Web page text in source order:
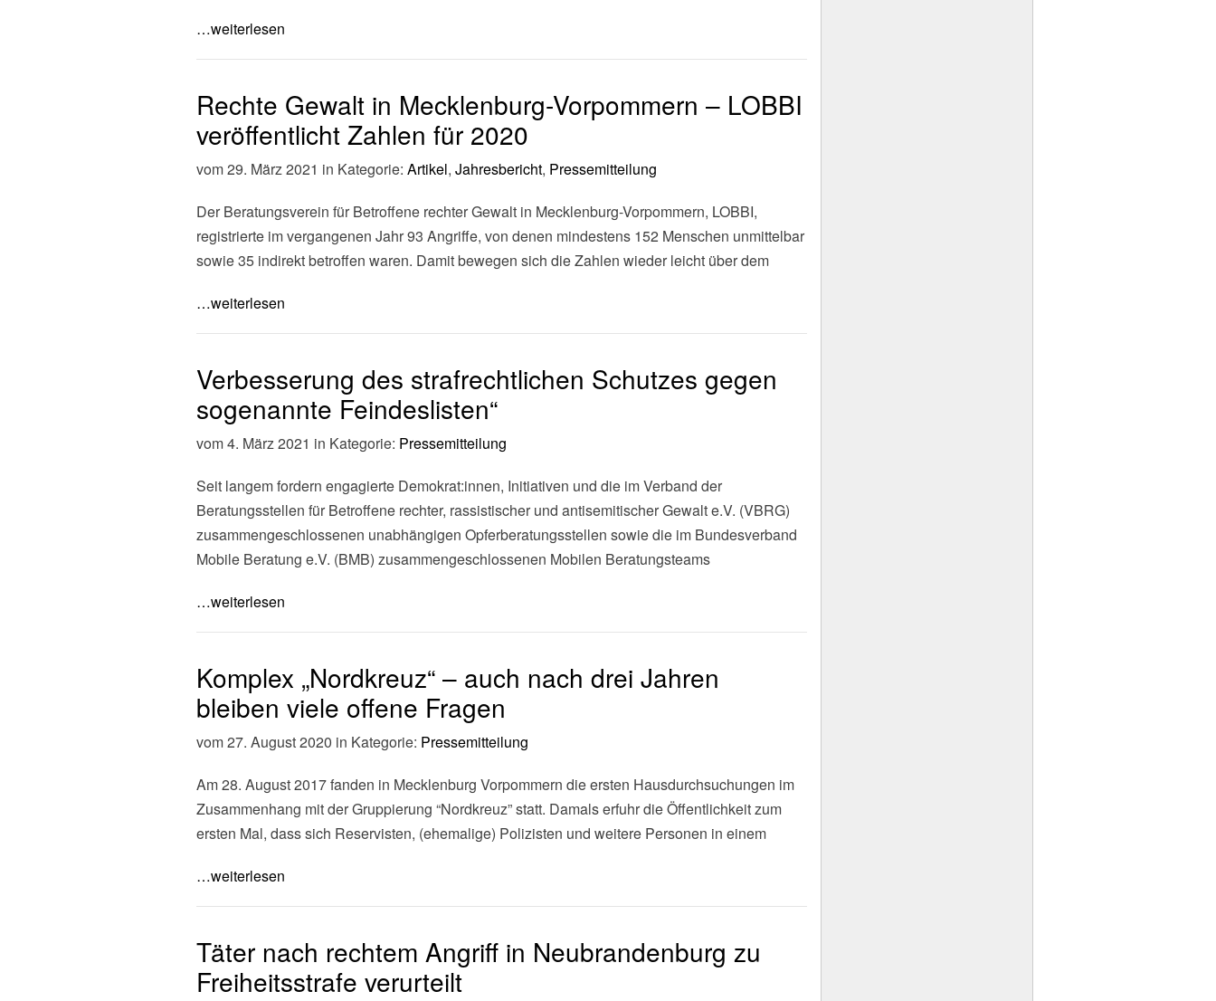
…weiterlesen
Rechte Gewalt in Mecklenburg-Vorpommern – LOBBI
veröffentlicht Zahlen für 2020
vom 29. März 2021 in Kategorie: Artikel, Jahresbericht, Pressemitteilung
Der Beratungsverein für Betroffene rechter Gewalt in Mecklenburg-Vorpommern, LOBBI,
registrierte im vergangenen Jahr 93 Angriffe, von denen mindestens 152 Menschen unmittelbar
sowie 35 indirekt betroffen waren. Damit bewegen sich die Zahlen wieder leicht über dem
…weiterlesen
Verbesserung des strafrechtlichen Schutzes gegen
sogenannte Feindeslisten“
vom 4. März 2021 in Kategorie: Pressemitteilung
Seit langem fordern engagierte Demokrat:innen, Initiativen und die im Verband der
Beratungsstellen für Betroffene rechter, rassistischer und antisemitischer Gewalt e.V. (VBRG)
zusammengeschlossenen unabhängigen Opferberatungsstellen sowie die im Bundesverband
Mobile Beratung e.V. (BMB) zusammengeschlossenen Mobilen Beratungsteams
…weiterlesen
Komplex „Nordkreuz“ – auch nach drei Jahren
bleiben viele offene Fragen
vom 27. August 2020 in Kategorie: Pressemitteilung
Am 28. August 2017 fanden in Mecklenburg Vorpommern die ersten Hausdurchsuchungen im
Zusammenhang mit der Gruppierung “Nordkreuz” statt. Damals erfuhr die Öffentlichkeit zum
ersten Mal, dass sich Reservisten, (ehemalige) Polizisten und weitere Personen in einem
…weiterlesen
Täter nach rechtem Angriff in Neubrandenburg zu
Freiheitsstrafe verurteilt